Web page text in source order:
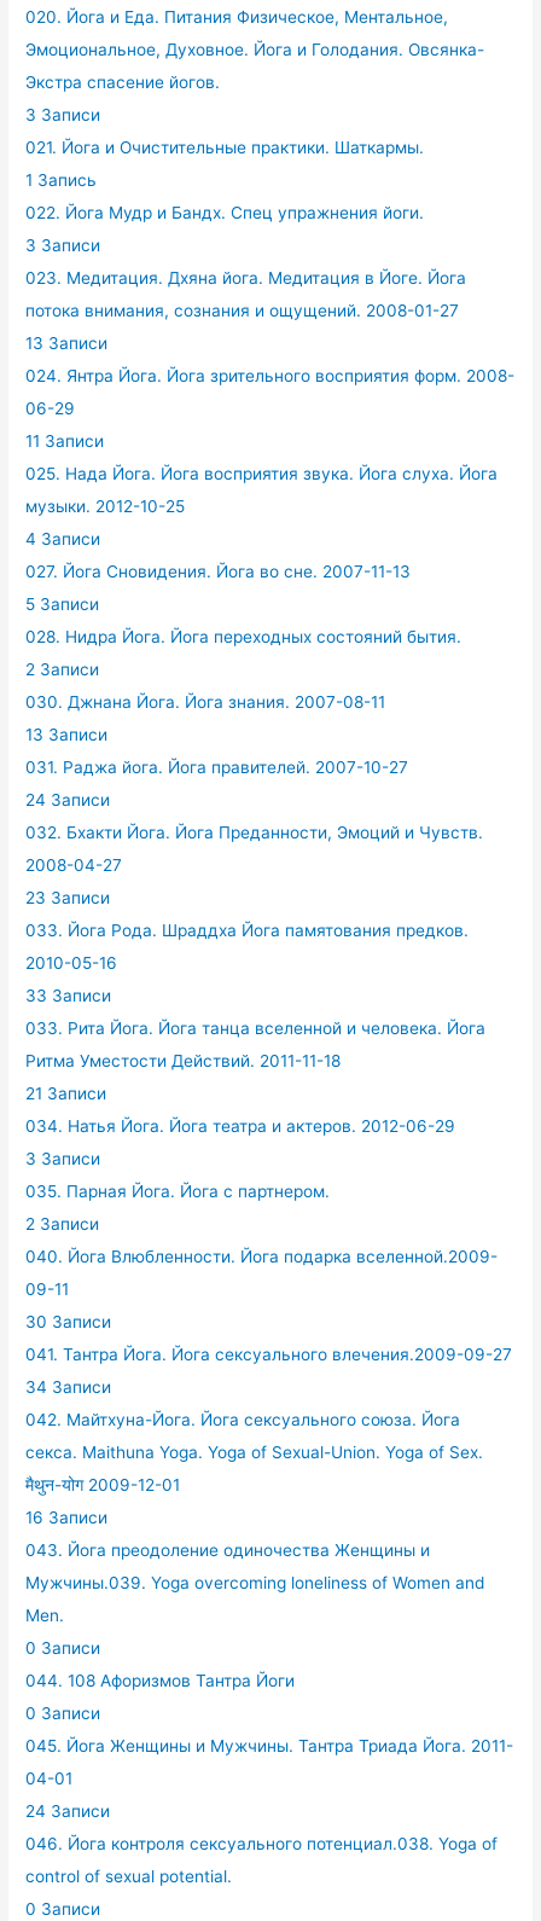
020. Йога и Еда. Питания Физическое, Ментальное,
Эмоциональное, Духовное. Йога и Голодания. Овсянка-
Экстра спасение йогов.
3 Записи
021. Йога и Очистительные практики. Шаткармы.
1 Запись
022. Йога Мудр и Бандх. Спец упражнения йоги.
3 Записи
023. Медитация. Дхяна йога. Медитация в Йоге. Йога
потока внимания, сознания и ощущений. 2008-01-27
13 Записи
024. Янтра Йога. Йога зрительного восприятия форм. 2008-
06-29
11 Записи
025. Нада Йога. Йога восприятия звука. Йога слуха. Йога
музыки. 2012-10-25
4 Записи
027. Йога Сновидения. Йога во сне. 2007-11-13
5 Записи
028. Нидра Йога. Йога переходных состояний бытия.
2 Записи
030. Джнана Йога. Йога знания. 2007-08-11
13 Записи
031. Раджа йога. Йога правителей. 2007-10-27
24 Записи
032. Бхакти Йога. Йога Преданности, Эмоций и Чувств.
2008-04-27
23 Записи
033. Йога Рода. Шраддха Йога памятования предков.
2010-05-16
33 Записи
033. Рита Йога. Йога танца вселенной и человека. Йога
Ритма Уместости Действий. 2011-11-18
21 Записи
034. Натья Йога. Йога театра и актеров. 2012-06-29
3 Записи
035. Парная Йога. Йога с партнером.
2 Записи
040. Йога Влюбленности. Йога подарка вселенной.2009-
09-11
30 Записи
041. Тантра Йога. Йога сексуального влечения.2009-09-27
34 Записи
042. Майтхуна-Йога. Йога сексуального союза. Йога
секса. Maithuna Yoga. Yoga of Sexual-Union. Yoga of Sex.
मैथुन-योग 2009-12-01
16 Записи
043. Йога преодоление одиночества Женщины и
Мужчины.039. Yoga overcoming loneliness of Women and
Men.
0 Записи
044. 108 Афоризмов Тантра Йоги
0 Записи
045. Йога Женщины и Мужчины. Тантра Триада Йога. 2011-
04-01
24 Записи
046. Йога контроля сексуального потенциал.038. Yoga of
control of sexual potential.
0 Записи